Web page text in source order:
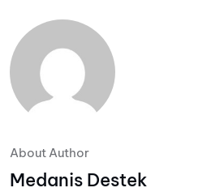
About Author
Medanis Destek